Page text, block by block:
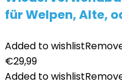
für Welpen, Alte,
Added to wishlist
€29,99
Added to wishlist